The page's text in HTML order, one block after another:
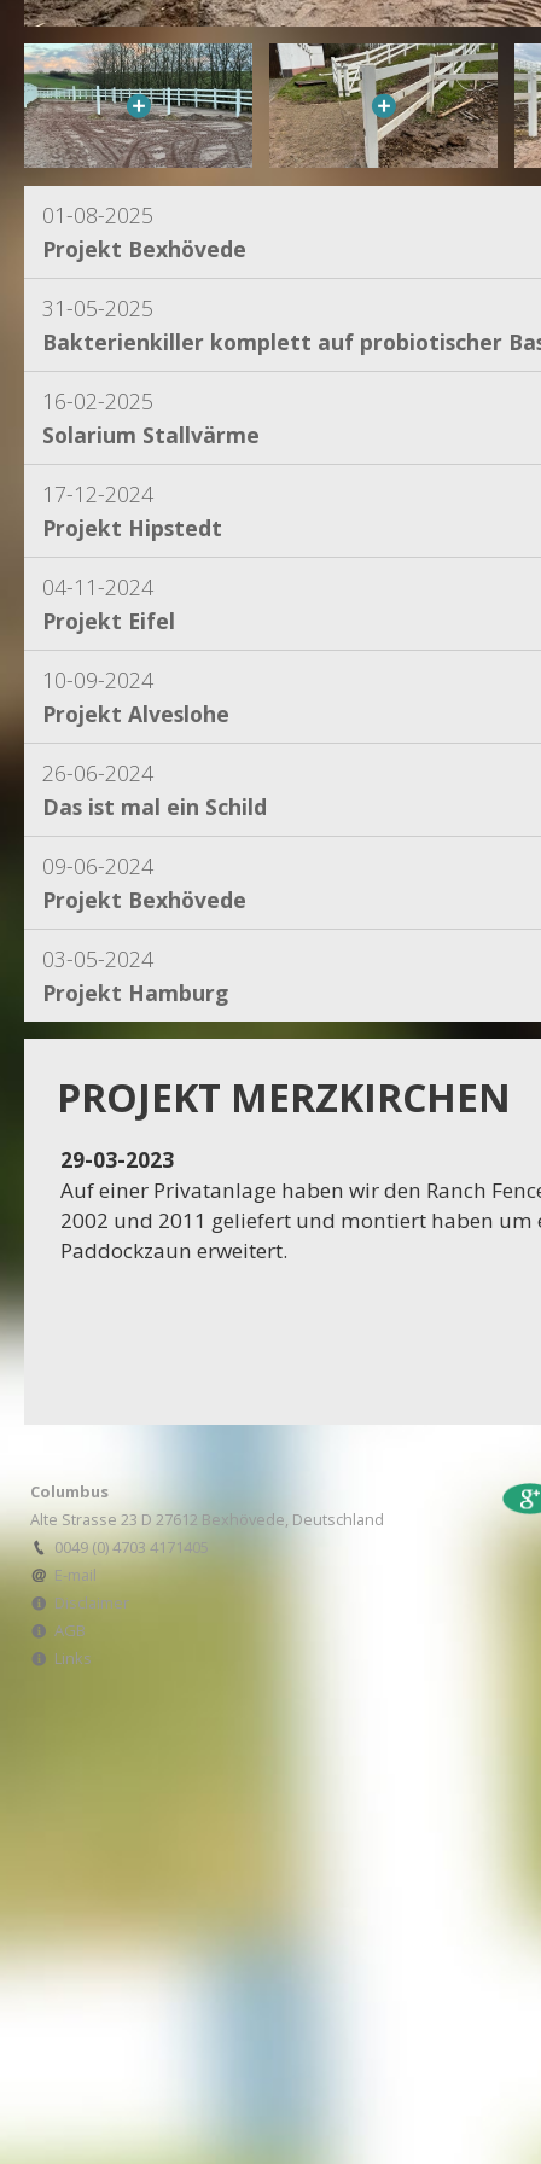
01-08-2025
Projekt Bexhövede
31-05-2025
Bakterienkiller komplett auf probiotischer
16-02-2025
Solarium Stallvärme
17-12-2024
Projekt Hipstedt
04-11-2024
Projekt Eifel
10-09-2024
Projekt Alveslohe
26-06-2024
Das ist mal ein Schild
09-06-2024
Projekt Bexhövede
03-05-2024
Projekt Hamburg
Projekt Dassel
16-11-2023
Projekt Egestorf
16-10-2023
17-08-2023
Projekt Korea
29-06-2023
Projekt Italien
Projekt Perl Borg
PROJEKT MERZKIRCHEN
29-03-2023
Auf einer Privatanlage haben wir den Ranch
2002 und 2011 geliefert und montiert haben um
Paddockzaun erweitert.
Columbus
Alte Strasse 23 D 27612 Bexhövede, Deutschland
0049 (0) 4703 4171405
E-mail
Disclaimer
AGB
Links